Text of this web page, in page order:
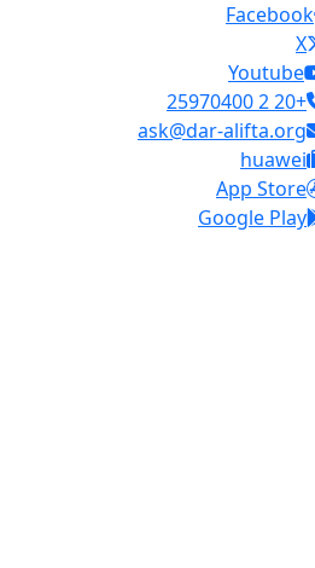
Facebook
X
Youtube
+20 2 25970400
ask@dar-alifta.org
huawei
App Store
Google Play